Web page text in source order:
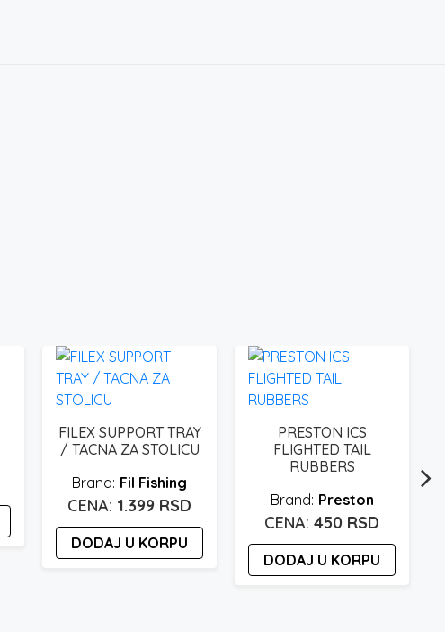
FILEX SUPPORT TRAY
/ TACNA ZA STOLICU
Fil Fishing
1.399 RSD
DODAJ U KORPU
PRESTON ICS
FLIGHTED TAIL
RUBBERS
Preston
450 RSD
DODAJ U KORPU